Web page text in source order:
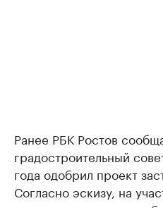
Ранее РБК Ростов
градостроительный
года одобрил проект
Согласно эскизу, на